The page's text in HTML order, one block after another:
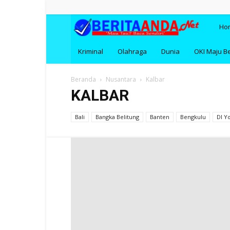
Kriminal Olahraga Dunia OKI Maju
Beranda Nusantara Kalbar
KALBAR
Bali Bangka Belitung Banten Bengkulu DI